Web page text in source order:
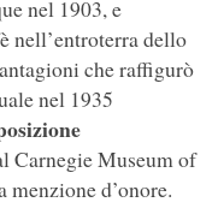
nel 1903, e
nell’entroterra dello
che raffigurò
nel 1935
Carnegie Museum of
d’onore.